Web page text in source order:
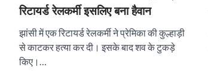
रिटायर्ड रेलकर्मी इसलिए बना हैवान
झांसी में एक रिटायर्ड रेलकर्मी ने प्रेमिका की कुल्हाड़ी
से काटकर हत्या कर दी। इसके बाद शव के टुकड़े
किए।…